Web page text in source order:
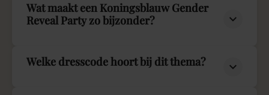
Wat maakt een Koningsblauw Gender
Reveal Party zo bijzonder?
Welke dresscode hoort bij dit thema?